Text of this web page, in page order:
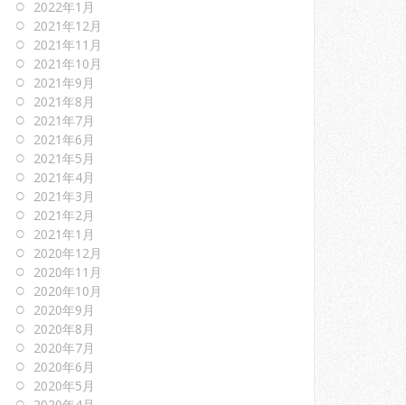
2022年1月
2021年12月
2021年11月
2021年10月
2021年9月
2021年8月
2021年7月
2021年6月
2021年5月
2021年4月
2021年3月
2021年2月
2021年1月
2020年12月
2020年11月
2020年10月
2020年9月
2020年8月
2020年7月
2020年6月
2020年5月